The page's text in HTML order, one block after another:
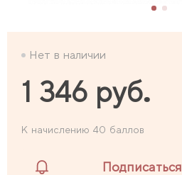
Нет в наличии
1 346 руб.
К начислению 40 баллов
Подписаться